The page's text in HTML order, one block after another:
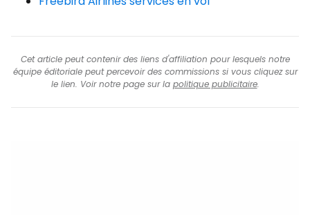
Cet article peut contenir des liens d'affiliation pour lesquels notre
équipe éditoriale peut percevoir des commissions si vous cliquez sur
le lien. Voir notre page sur la politique publicitaire.